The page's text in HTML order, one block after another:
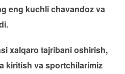
eng kuchli chavandoz va
xalqaro tajribani oshirish,
kiritish va sportchilarimiz